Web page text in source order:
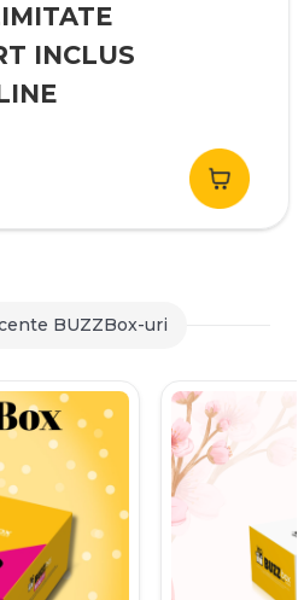
INCLUS
lei.BUZZBox-uri